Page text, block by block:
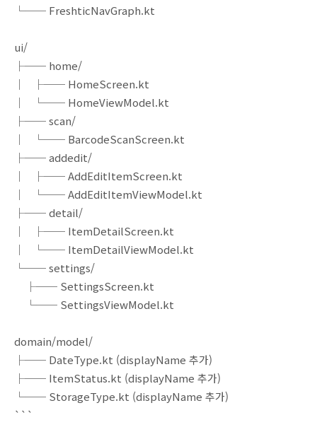
└── FreshticNavGraph.kt
ui/
├── home/
│ ├── HomeScreen.kt
│ └── HomeViewModel.kt
├── scan/
│ └── BarcodeScanScreen.kt
├── addedit/
│ ├── AddEditItemScreen.kt
│ └── AddEditItemViewModel.kt
├── detail/
│ ├── ItemDetailScreen.kt
│ └── ItemDetailViewModel.kt
└── settings/
├── SettingsScreen.kt
└── SettingsViewModel.kt
domain/model/
├── DateType.kt (displayName 추가)
├── ItemStatus.kt (displayName 추가)
└── StorageType.kt (displayName 추가)
```